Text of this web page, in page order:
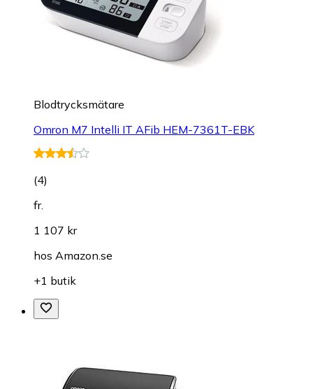
Blodtrycksmätare
Omron M7 Intelli IT AFib HEM-7361T-EBK
(4)
fr.
1 107 kr
hos Amazon.se
+1 butik